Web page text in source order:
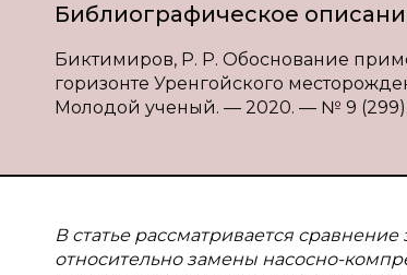
Библиографическое
Биктимиров, Р. Р. Обоснование
горизонте Уренгойского
Молодой ученый. — 2020. — № 9 (299).
В статье рассматривается
относительно замены насосно-